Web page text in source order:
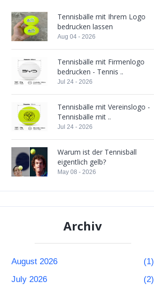
Tennisbälle mit Ihrem Logo
bedrucken lassen
Aug 04 - 2026
Tennisbälle mit Firmenlogo
bedrucken - Tennis ..
Jul 24 - 2026
Tennisbälle mit Vereinslogo -
Tennisbälle mit ..
Jul 24 - 2026
Warum ist der Tennisball
eigentlich gelb?
May 08 - 2026
Archiv
August 2026
(1)
July 2026
(2)